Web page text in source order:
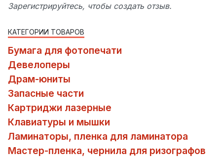
Зарегистрируйтесь, чтобы создать отзыв.
КАТЕГОРИИ ТОВАРОВ
Бумага для фотопечати
Девелоперы
Драм-юниты
Запасные части
Картриджи лазерные
Клавиатуры и мышки
Ламинаторы, пленка для ламинатора
Мастер-пленка, чернила для ризографов